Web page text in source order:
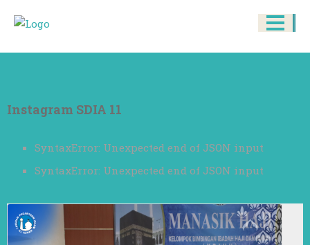
Instagram SDIA 11
SyntaxError: Unexpected end of JSON input
SyntaxError: Unexpected end of JSON input